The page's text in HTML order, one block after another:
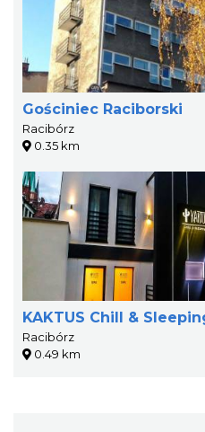
Gościniec Raciborski
Racibórz
0.35 km
KAKTUS Chill &
Racibórz
0.49 km